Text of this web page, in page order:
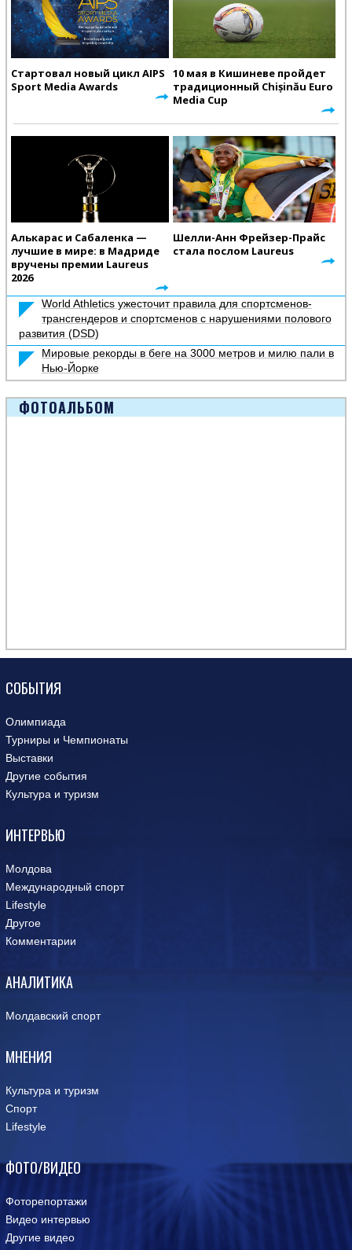
Стартовал новый цикл AIPS
Sport Media Awards
10 мая в Кишиневе пройдет
традиционный Chișinău Euro
Media Cup
Алькарас и Сабаленка —
лучшие в мире: в Мадриде
вручены премии Laureus
2026
Шелли-Анн Фрейзер-Прайс
стала послом Laureus
World Athletics ужесточит правила для спортсменов-
трансгендеров и спортсменов с нарушениями полового
развития (DSD)
Мировые рекорды в беге на 3000 метров и милю пали в
Нью-Йорке
ФОТОАЛЬБОМ
СОБЫТИЯ
Олимпиада
Турниры и Чемпионаты
Выставки
Другие события
Культура и туризм
ИНТЕРВЬЮ
Молдова
Международный спорт
Lifestyle
Другое
Комментарии
АНАЛИТИКА
Молдавский спорт
МНЕНИЯ
Культура и туризм
Спорт
Lifestyle
ФОТО/ВИДЕО
Фоторепортажи
Видео интервью
Другие видео